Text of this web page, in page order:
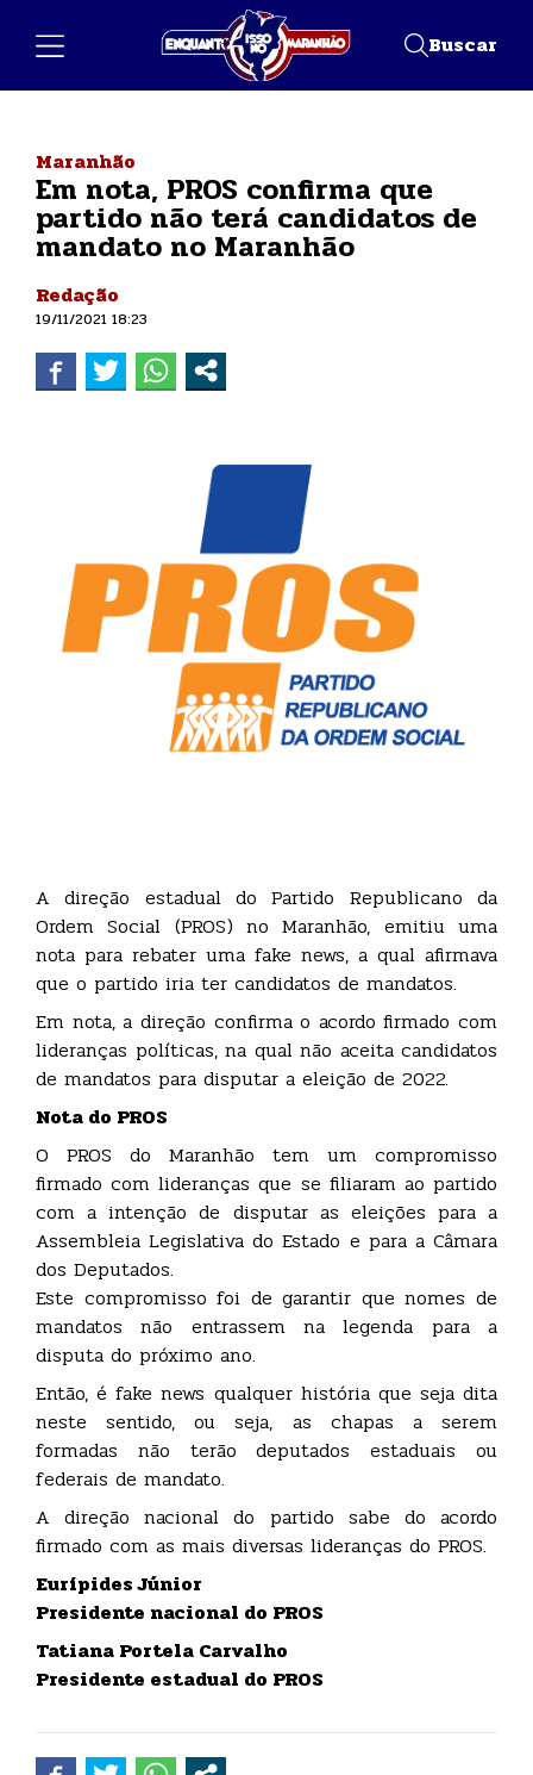
Buscar
Maranhão
Em nota, PROS confirma que
partido não terá candidatos de
mandato no Maranhão
Redação
19/11/2021 18:23
A direção estadual do Partido Republicano da
Ordem Social (PROS) no Maranhão, emitiu uma
nota para rebater uma fake news, a qual afirmava
que o partido iria ter candidatos de mandatos.
Em nota, a direção confirma o acordo firmado com
lideranças políticas, na qual não aceita candidatos
de mandatos para disputar a eleição de 2022.
Nota do PROS
O PROS do Maranhão tem um compromisso
firmado com lideranças que se filiaram ao partido
com a intenção de disputar as eleições para a
Assembleia Legislativa do Estado e para a Câmara
dos Deputados.
Este compromisso foi de garantir que nomes de
mandatos não entrassem na legenda para a
disputa do próximo ano.
Então, é fake news qualquer história que seja dita
neste sentido, ou seja, as chapas a serem
formadas não terão deputados estaduais ou
federais de mandato.
A direção nacional do partido sabe do acordo
firmado com as mais diversas lideranças do PROS.
Eurípides Júnior
Presidente nacional do PROS
Tatiana Portela Carvalho
Presidente estadual do PROS